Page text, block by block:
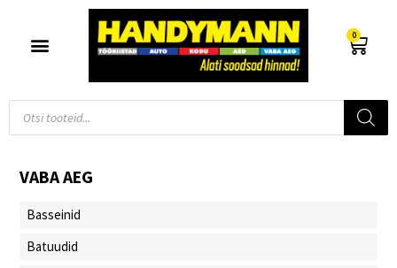
0
VABA AEG
Basseinid
Batuudid